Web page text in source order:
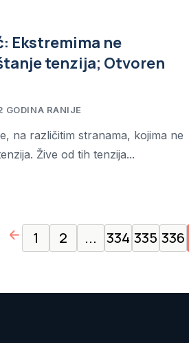
Ekstremima ne
tenzija; Otvoren
GODINA RANIJE
na različitim stranama, kojima ne
Žive od tih tenzija...
page left arrow
1 2 ... 334 335 336